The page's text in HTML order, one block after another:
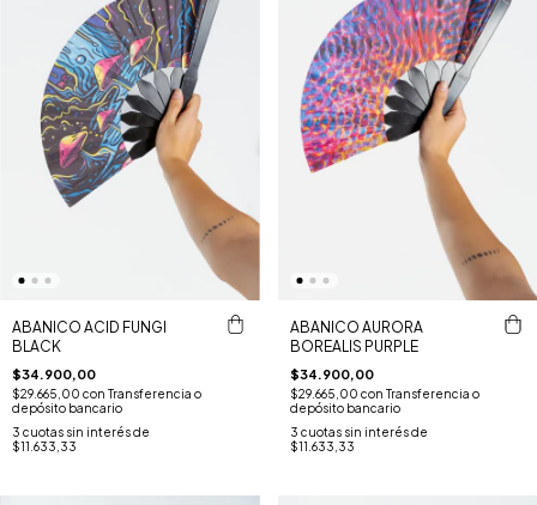
ABANICO ACID FUNGI
BLACK
$34.900,00
$29.665,00 con Transferencia o
depósito bancario
3 cuotas sin interés de
$11.633,33
ABANICO AURORA
BOREALIS PURPLE
$34.900,00
$29.665,00 con Transferencia o
depósito bancario
3 cuotas sin interés de
$11.633,33